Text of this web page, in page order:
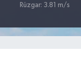
Rüzgar: 3.81 m/s